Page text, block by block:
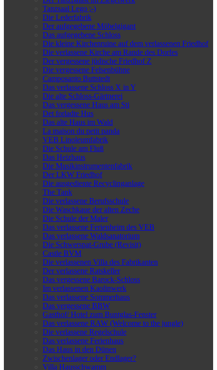
Tanzsaal Lego ;-)
Die Lederfabrik
Der aufgegebene Möbelgigant
Das aufgegebene Schloss
Die kleine Kirchenruine auf dem verlassenen Friedhof
Die verlassene Kirche am Rande des Dorfes
Der vergessene jüdische Friedhof Z
Die vergessene Felsenbühne
Camposanto Buttstedt
Das verlassene Schloss X in Y
Die alte Schloss-Gärtnerei
Das vergessene Haus am Sti
Det forladte Hus
Das alte Haus im Wald
La maison du petit panda
VEB Linoleumfabrik
Die Schule am Fluß
Das Heizhaus
Die Musikinstrumentenfabrik
Der LKW Friedhof
Die ausgediente Recyclinganlage
The Tank
Die verlassene Berufsschule
Die Waschkaue der alten Zeche
Die Schule der Maler
Das verlassene Ferienheim des VEB
Das verlassene Waldsanatorium
Die Schwerspat-Grube (Revisit)
Castle BVM
Die verlassenen Villa des Fabrikanten
Der verlassene Ratskeller
Das vergessene Barock-Schloss
Im verlassenen Kaolinwerk
Das verlassene Sommerhaus
Das vergessene BBW
Gasthof/ Hotel zum Buntglas-Fenster
Das verlassene RAW (Welcome to the jungle)
Die verlassene Regelschule
Das verlassene Ferienhaus
Das Haus in den Dünen
Zwischenlager oder Endlager?
Villa Hausschwamm